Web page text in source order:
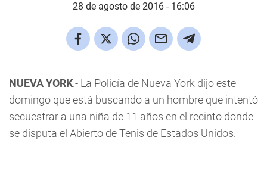
28 de agosto de 2016 - 16:06
NUEVA YORK.- La Policía de Nueva York dijo este
domingo que está buscando a un hombre que intentó
secuestrar a una niña de 11 años en el recinto donde
se disputa el Abierto de Tenis de Estados Unidos.